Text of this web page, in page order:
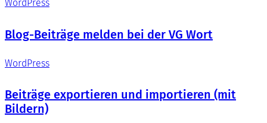
WordPress
Blog-Beiträge melden bei der VG Wort
WordPress
Beiträge exportieren und importieren (mit
Bildern)